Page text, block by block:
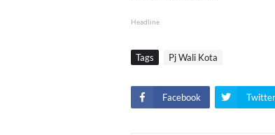
Headline
Tags Pj Wali Kota
Facebook Twitter